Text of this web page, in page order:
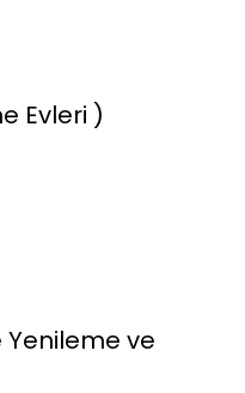
Evleri )
Yenileme ve